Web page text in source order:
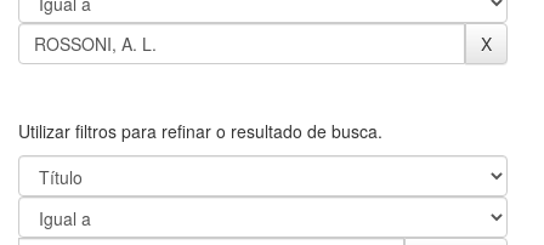
Utilizar filtros para refinar o resultado de busca.